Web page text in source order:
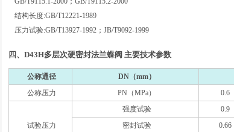
结构长度:GB/T12221-1989
压力试验:GB/T13927-1992；JB/T9092-1999
四、D43H多层次硬密封法兰蝶阀 主要技术参数
公称通径 DN（mm）
公称压力
PN（MPa） 0.6
试验压力
强度试验 0.9
密封试验
0.66